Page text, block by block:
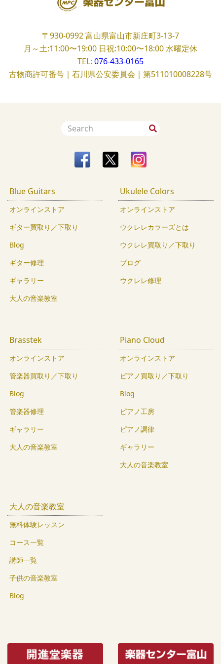
〒930-0992富山県富山市新庄町3-13-7
月～土:11:00〜19:00 日祝:10:00〜18:00水曜定休
TEL: 076-433-0165
古物商許可番号｜石川県公安委員会｜第511010008228号
Blue Guitars
オンラインストア
ギター買取り／下取り
Blog
ギター修理
ギャラリー
大人の音楽教室
Ukulele Colors
オンラインストア
ウクレレカラーズとは
ウクレレ買取り／下取り
ブログ
ウクレレ修理
Brasstek
オンラインストア
管楽器買取り／下取り
Blog
管楽器修理
ギャラリー
大人の音楽教室
Piano Cloud
オンラインストア
ピアノ買取り／下取り
Blog
ピアノ工房
ピアノ調律
ギャラリー
大人の音楽教室
大人の音楽教室
無料体験レッスン
コース一覧
講師一覧
子供の音楽教室
Blog